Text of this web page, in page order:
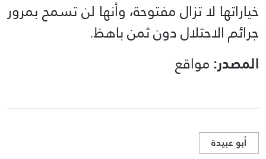
خياراتها لا تزال مفتوحة، وأنها لن تسمح بمرور
جرائم الاحتلال دون ثمن باهظ.
المصدر:مواقع
أبو عبيدة